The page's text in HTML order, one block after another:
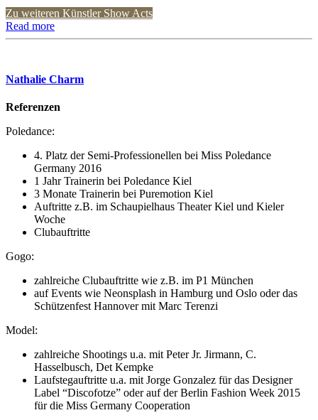
Zu weiteren Künstler Show Acts
Read more
Nathalie Charm
Referenzen
Poledance:
4. Platz der Semi-Professionellen bei Miss Poledance
Germany 2016
1 Jahr Trainerin bei Poledance Kiel
3 Monate Trainerin bei Puremotion Kiel
Auftritte z.B. im Schaupielhaus Theater Kiel und Kieler
Woche
Clubauftritte
Gogo:
zahlreiche Clubauftritte wie z.B. im P1 München
auf Events wie Neonsplash in Hamburg und Oslo oder das
Schützenfest Hannover mit Marc Terenzi
Model:
zahlreiche Shootings u.a. mit Peter Jr. Jirmann, C.
Hasselbusch, Det Kempke
Laufstegauftritte u.a. mit Jorge Gonzalez für das Designer
Label “Discofotze” oder auf der Berlin Fashion Week 2015
für die Miss Germany Cooperation